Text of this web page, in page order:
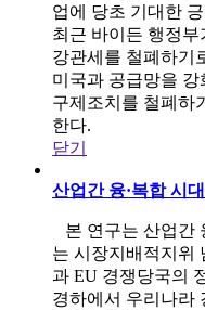
업에 당초 기대한
최근 바이든 행정부
강관세를 철폐하기
미국과 공급망을
구제조치를 철폐하
한다.
닫기
산업간 융·복합 시
본 연구는 산업간
는 시장지배적지위
과 EU 경쟁당국의
경하에서 우리나라